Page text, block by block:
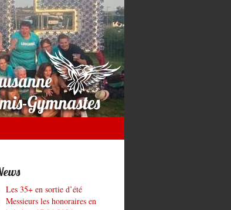
Les 35+ en sortie d’été
Messieurs les honoraires en